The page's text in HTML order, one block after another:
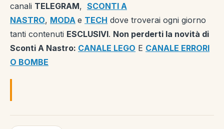
canali TELEGRAM, SCONTI A
NASTRO, MODA e TECH dove troverai ogni giorno
tanti contenuti ESCLUSIVI. Non perderti la novità di
Sconti A Nastro: CANALE LEGO E CANALE ERRORI
O BOMBE